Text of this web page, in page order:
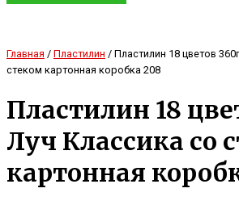
Главная / Пластилин / Пластилин 18 цветов
стеком картонная коробка 208
Пластилин 18
Луч Классика со
картонная